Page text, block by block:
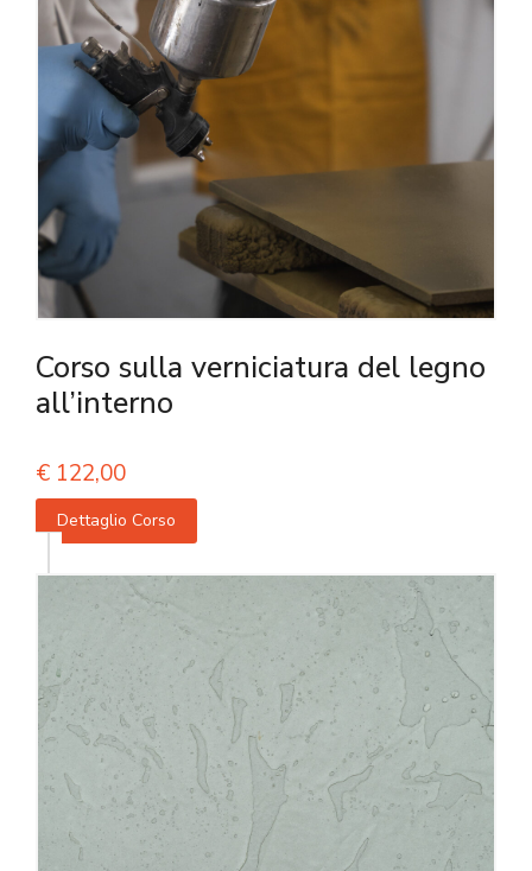
Corso sulla verniciatura del legno
all’interno
€ 122,00
Dettaglio Corso